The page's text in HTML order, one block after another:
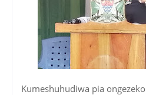
Kumeshuhudiwa pia